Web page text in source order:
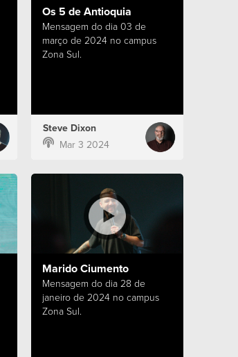
Os 5 de Antioquia
Mensagem do dia 03 de
março de 2024 no campus
Zona Sul.
Steve Dixon
Mar 3 2024
Marido Ciumento
Mensagem do dia 28 de
janeiro de 2024 no campus
Zona Sul.